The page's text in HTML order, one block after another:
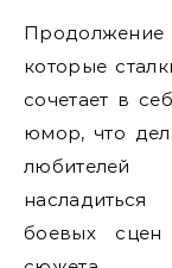
Продолжение
которые
сочетает в
юмор, что
любителей
боевых